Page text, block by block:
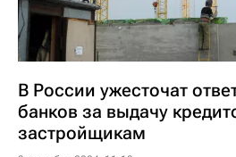
В России ужесточат
банков за выдачу
застройщикам